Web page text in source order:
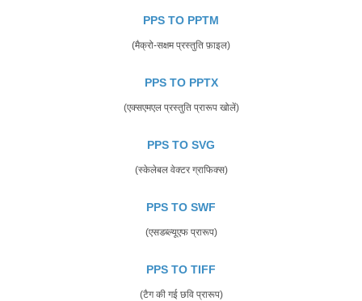
PPS TO PPTM
(मैक्रो-सक्षम प्रस्तुति फ़ाइल)
PPS TO PPTX
(एक्सएमएल प्रस्तुति प्रारूप खोलें)
PPS TO SVG
(स्केलेबल वेक्टर ग्राफिक्स)
PPS TO SWF
(एसडब्ल्यूएफ प्रारूप)
PPS TO TIFF
(टैग की गई छवि प्रारूप)